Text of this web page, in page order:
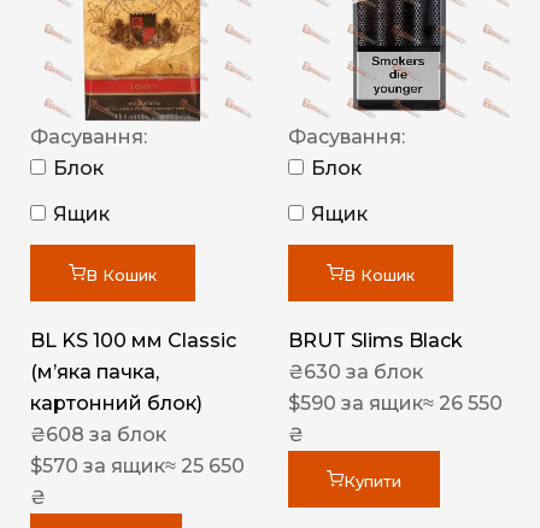
Фасування:
Блок
Ящик
В Кошик
BL KS 100 мм Classic
(м’яка пачка,
картонний блок)
₴608 за блок
$570 за ящик≈ 25 650
₴
Фасування:
Блок
Ящик
В Кошик
BRUT Slims Black
₴630 за блок
$590 за ящик≈ 26 550
₴
Купити